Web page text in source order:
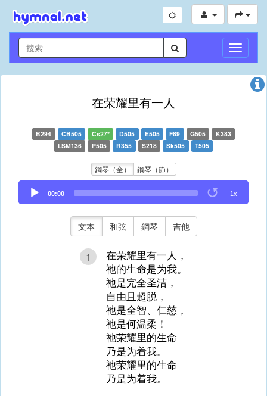
切
換
導
在荣耀里有一人
B294 CB505 Cs27* D505 E505 F89 G505
K383
LSM136
P505 R355 S218 Sk505 T505
鋼琴（全） 鋼琴（節）
Audio
Player
00:00 1x
文本 和弦 鋼琴 吉他
1
在荣耀里有一人，
祂的生命是为我。
祂是完全圣洁，
自由且超脱，
祂是全智、仁慈，
祂是何温柔！
祂荣耀里的生命
乃是为着我。
祂荣耀里的生命
乃是为着我。